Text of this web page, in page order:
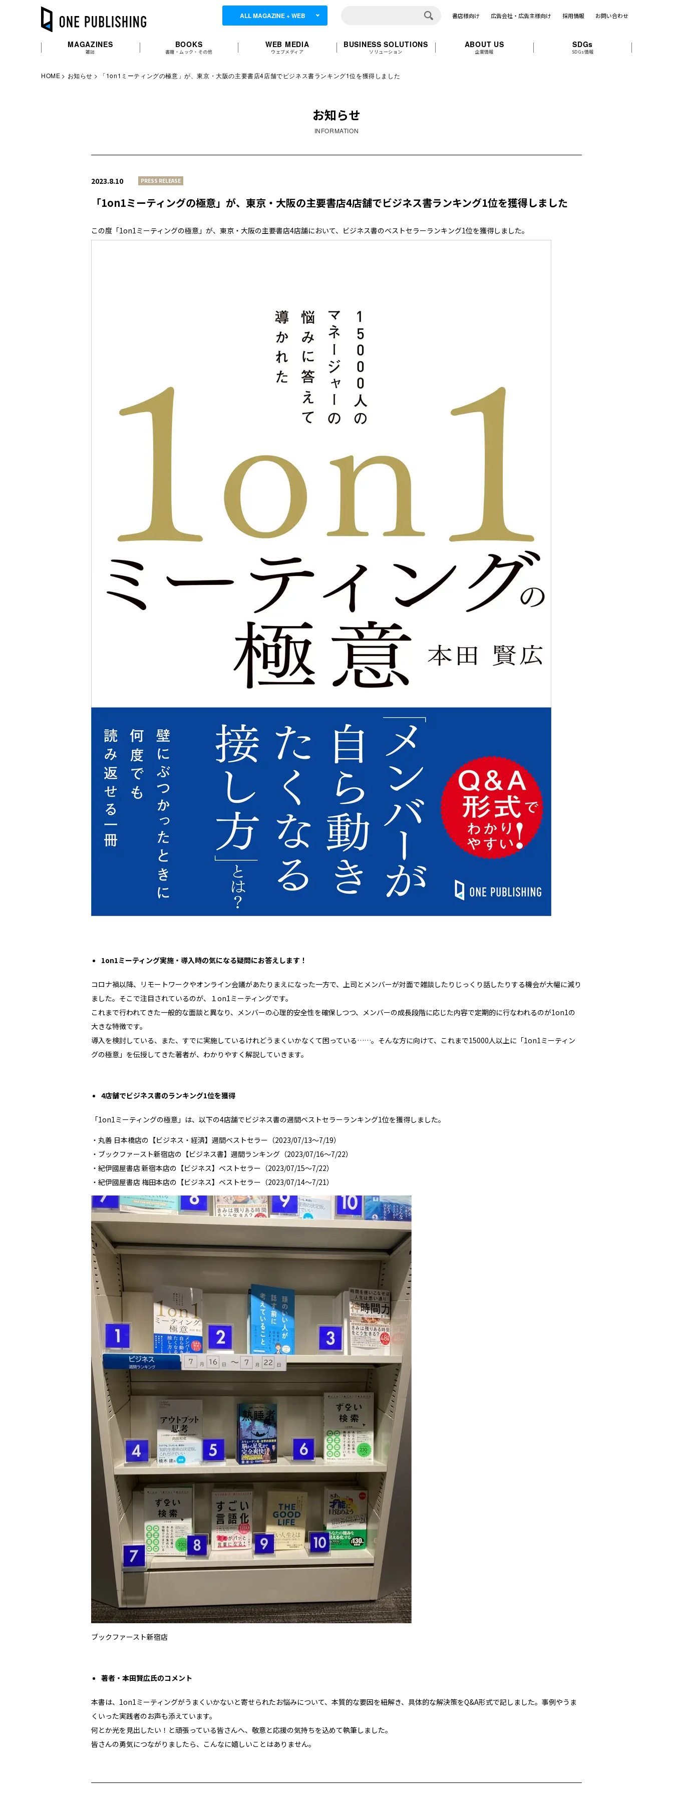
ALL MAGAZINE + WEB 書店様向け 広告会社・広告主様向け 採用情報 お問い合わせ
MAGAZINES
雑誌
BOOKS
書籍・ムック・その他
WEB MEDIA
ウェブメディア
BUSINESS SOLUTIONS
ソリューション
ABOUT US
企業情報
SDGs
SDGs情報
HOME お知らせ 「1on1ミーティングの極意」が、東京・大阪の主要書店4店舗でビジネス書ランキング1位を獲得しました
お知らせ
INFORMATION
2023.8.10 PRESS RELEASE
「1on1ミーティングの極意」が、東京・大阪の主要書店4店舗でビジネス書ランキング1位を獲得しました
この度「1on1ミーティングの極意」が、東京・大阪の主要書店4店舗において、ビジネス書のベストセラーランキング1位を獲得しました。
1on1ミーティング実施・導入時の気になる疑問にお答えします！
コロナ禍以降、リモートワークやオンライン会議があたりまえになった一方で、上司とメンバーが対面で雑談したりじっくり話したりする機会が大幅に減り
ました。そこで注目されているのが、１on1ミーティングです。
これまで行われてきた一般的な面談と異なり、メンバーの心理的安全性を確保しつつ、メンバーの成長段階に応じた内容で定期的に行なわれるのが1on1の
大きな特徴です。
導入を検討している、また、すでに実施しているけれどうまくいかなくて困っている……。そんな方に向けて、これまで15000人以上に「1on1ミーティン
グの極意」を伝授してきた著者が、わかりやすく解説していきます。
4店舗でビジネス書のランキング1位を獲得
「1on1ミーティングの極意」は、以下の4店舗でビジネス書の週間ベストセラーランキング1位を獲得しました。
・丸善 日本橋店の【ビジネス・経済】週間ベストセラー（2023/07/13～7/19）
・ブックファースト新宿店の【ビジネス書】週間ランキング（2023/07/16～7/22）
・紀伊國屋書店 新宿本店の【ビジネス】ベストセラー（2023/07/15～7/22）
・紀伊國屋書店 梅田本店の【ビジネス】ベストセラー（2023/07/14～7/21）
ブックファースト新宿店
著者・本田賢広氏のコメント
本書は、1on1ミーティングがうまくいかないと寄せられたお悩みについて、本質的な要因を紐解き、具体的な解決策をQ&A形式で記しました。事例やうま
くいった実践者のお声も添えています。
何とか光を見出したい！と頑張っている皆さんへ、敬意と応援の気持ちを込めて執筆しました。
皆さんの勇気につながりましたら、こんなに嬉しいことはありません。